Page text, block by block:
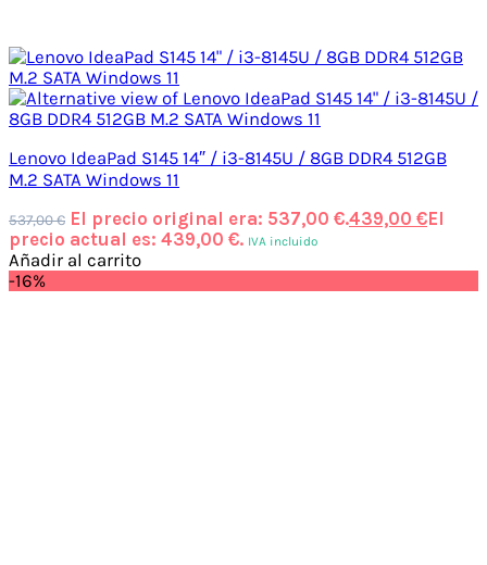
Lenovo IdeaPad S145 14″ / i3-8145U / 8GB DDR4 512GB
M.2 SATA Windows 11
537,00€ El precio original era: 537,00 €.439,00 €El
precio actual es: 439,00 €. IVA incluido
Añadir al carrito
-16%